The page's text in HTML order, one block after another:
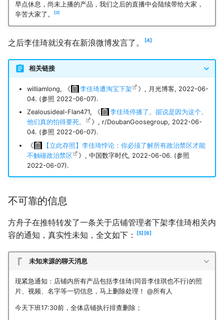
早点休息，尚未上播的产品，我们之后的直播中会陆续带给大家，
辛苦大家了。
3
之后李佳琦就没有在新浪微博发言了。 4
相关链接
williamlong, 《 李佳琦遭淘宝下架
》, 月光博客, 2022-06-
04. (参照 2022-06-07).
Zealousideal-Flan471, 《
李佳琦停播了。据说是因为这个。
他们真的怕得要死。
》, r/DoubanGoosegroup, 2022-06-
04. (参照 2022-06-07).
《
【立此存照】李佳琦悖论：你必须了解所有政治禁区才能
不触碰政治禁区
》, 中国数字时代, 2022-06-06. (参照
2022-06-07).
不可靠的信息
方舟子在推特转发了一条关于店铺管理者下架李佳琦相关内
容的通知，真实性未知，全文如下：
5 6
未知来源的聊天消息
现紧急通知：店铺内所有产品包括李佳琦(同音李佳琪也不行)的照
片、视频、名字等一切信息，马上删除处理！ @所有人
今天下班17:30前，全体店铺执行排查删除；